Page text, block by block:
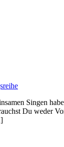
Singen
Du weder